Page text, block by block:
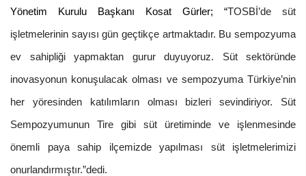
Yönetim Kurulu Başkanı Kosat Gürler; “TOSBİ’de süt
işletmelerinin sayısı gün geçtikçe artmaktadır. Bu sempozyuma
ev sahipliği yapmaktan gurur duyuyoruz. Süt sektöründe
inovasyonun konuşulacak olması ve sempozyuma Türkiye’nin
her yöresinden katılımların olması bizleri sevindiriyor. Süt
Sempozyumunun Tire gibi süt üretiminde ve işlenmesinde
önemli paya sahip ilçemizde yapılması süt işletmelerimizi
onurlandırmıştır.”dedi.